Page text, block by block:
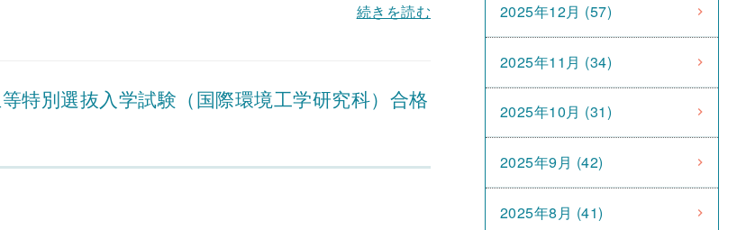
続きを読む
特別選抜入学試験（国際環境工学研究科）合格
2025年12月 (57)
2025年11月 (34)
2025年10月 (31)
2025年9月 (42)
2025年8月 (41)